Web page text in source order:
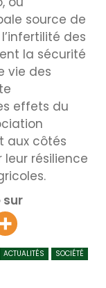
source de
des
la sécurité
vie des
effets du
aux côtés
résilience
ACTUALITÉS SOCIÉTÉ